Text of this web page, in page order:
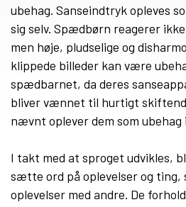
ubehag. Sanseindtryk opleves
sig selv. Spædbørn reagerer
men høje, pludselige og
klippede billeder kan være
spædbarnet, da deres
bliver vænnet til hurtigt
nævnt oplever dem som ubehag
I takt med at sproget udvikles,
sætte ord på oplevelser og ting,
oplevelser med andre. De